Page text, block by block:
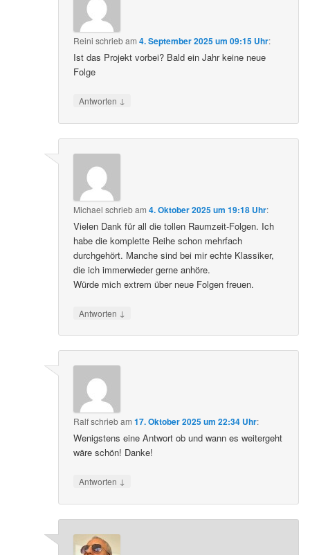
Reini schriebam4. September 2025 um 09:15 Uhr:
Ist das Projekt vorbei? Bald ein Jahr keine neue
Folge
Antworten ↓
Michael schriebam4. Oktober 2025 um 19:18 Uhr:
Vielen Dank für all die tollen Raumzeit-Folgen. Ich
habe die komplette Reihe schon mehrfach
durchgehört. Manche sind bei mir echte Klassiker,
die ich immerwieder gerne anhöre.
Würde mich extrem über neue Folgen freuen.
Antworten ↓
Ralfschriebam17. Oktober 2025 um 22:34 Uhr:
Wenigstens eine Antwort ob und wann es weitergeht
wäre schön! Danke!
Antworten ↓